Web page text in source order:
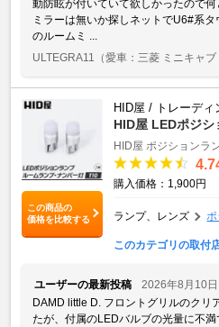
動防眩が付いていて欲しかったので
ミラーは無いか探しネットでU6#系
のルームミ ...
ULTEGRA11
（愛車：三菱 ミニキャブ
この商品の
価格を比較する
HID屋 / トレーディ
HID屋 LEDポジ
HID屋 ポジションラ
購入価格：1,900円
ランプ、レンズ
このカテゴリの取付
ユーザーの最新投稿
2026年8月10日
DAMD little D. フロントグリルのクリ
たが、付属のLEDバルブの光量に不満